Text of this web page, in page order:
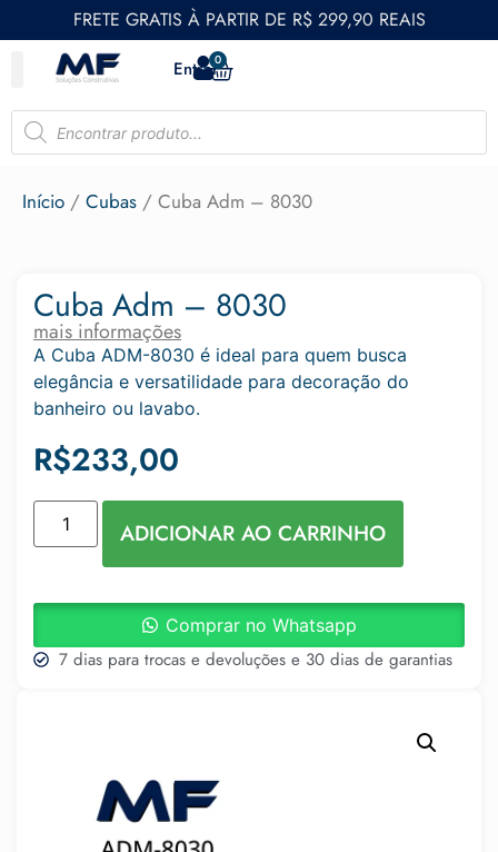
FRETE GRATIS À PARTIR DE R$ 299,90 REAIS
Entrar0
Início / Cubas / Cuba Adm – 8030
Cuba Adm – 8030
mais informações
A Cuba ADM-8030 é ideal para quem busca
elegância e versatilidade para decoração do
banheiro ou lavabo.
R$233,00
ADICIONAR AO CARRINHO
Comprar no Whatsapp
7 dias para trocas e devoluções e 30 dias de garantias